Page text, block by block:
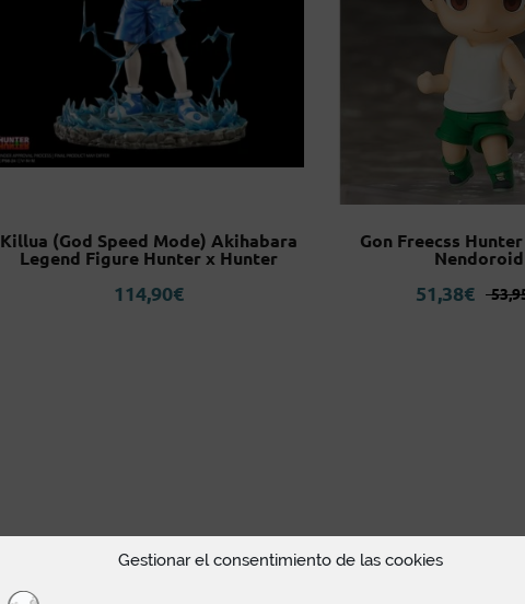
Gestionar el consentimiento de las cookies
Killua (God Speed Mode) Akihabara
Legend Figure Hunter x Hunter
114,90€
Gon Freecss
Nendoroid
51,38€